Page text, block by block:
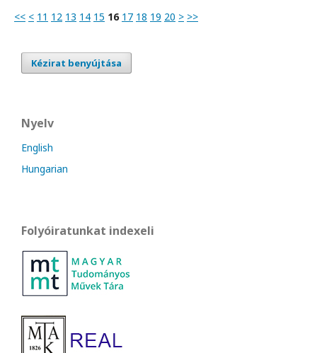
<< < 11 12 13 14 15 16 17 18 19 20 > >>
Kézirat benyújtása
Nyelv
English
Hungarian
Folyóiratunkat indexeli